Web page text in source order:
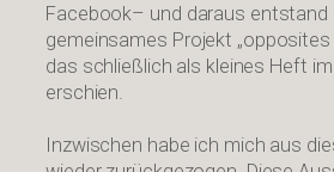
Facebook– und daraus entstand
gemeinsames Projekt „opposites
das schließlich als kleines Heft
erschien.
Inzwischen habe ich mich aus